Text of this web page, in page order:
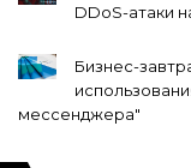
DDoS-атаки
Бизнес-
мессенджера"